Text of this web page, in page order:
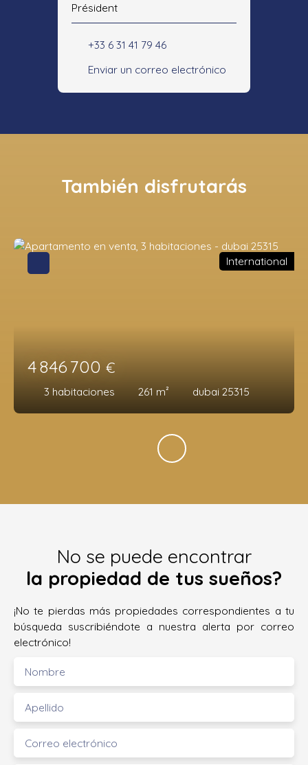
Président
+33 6 31 41 79 46
Enviar un correo electrónico
También disfrutarás
4 846 700 €
3 habitaciones 261 m² dubai 25315
International
No se puede encontrar
la propiedad de tus sueños?
¡No te pierdas más propiedades correspondientes a tu
búsqueda suscribiéndote a nuestra alerta por correo
electrónico!
Nombre
Apellido
Correo electrónico